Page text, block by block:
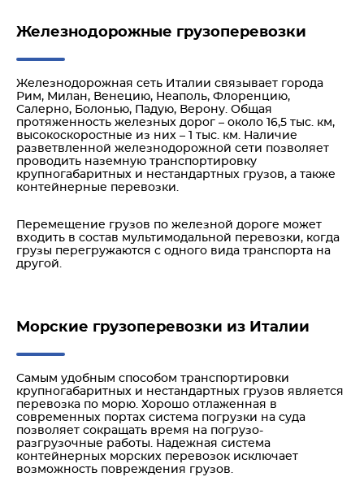
Железнодорожные грузоперевозки
Железнодорожная сеть Италии связывает города
Рим, Милан, Венецию, Неаполь, Флоренцию,
Салерно, Болонью, Падую, Верону. Общая
протяженность железных дорог – около 16,5 тыс. км,
высокоскоростные из них – 1 тыс. км. Наличие
разветвленной железнодорожной сети позволяет
проводить наземную транспортировку
крупногабаритных и нестандартных грузов, а также
контейнерные перевозки.
Перемещение грузов по железной дороге может
входить в состав мультимодальной перевозки, когда
грузы перегружаются с одного вида транспорта на
другой.
Морские грузоперевозки из Италии
Самым удобным способом транспортировки
крупногабаритных и нестандартных грузов является
перевозка по морю. Хорошо отлаженная в
современных портах система погрузки на суда
позволяет сокращать время на погрузо-
разгрузочные работы. Надежная система
контейнерных морских перевозок исключает
возможность повреждения грузов.